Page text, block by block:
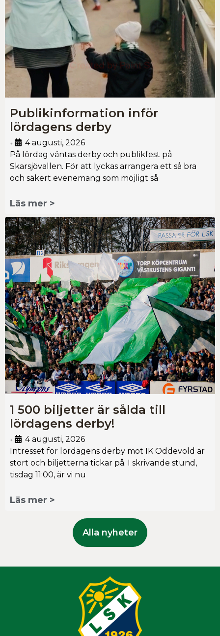
Publikinformation inför
lördagens derby
•
4 augusti, 2026
På lördag väntas derby och publikfest på
Skarsjövallen. För att lyckas arrangera ett så bra
och säkert evenemang som möjligt så
Läs mer >
1 500 biljetter är sålda till
lördagens derby!
•
4 augusti, 2026
Intresset för lördagens derby mot IK Oddevold är
stort och biljetterna tickar på. I skrivande stund,
tisdag 11:00, är vi nu
Läs mer >
Alla nyheter